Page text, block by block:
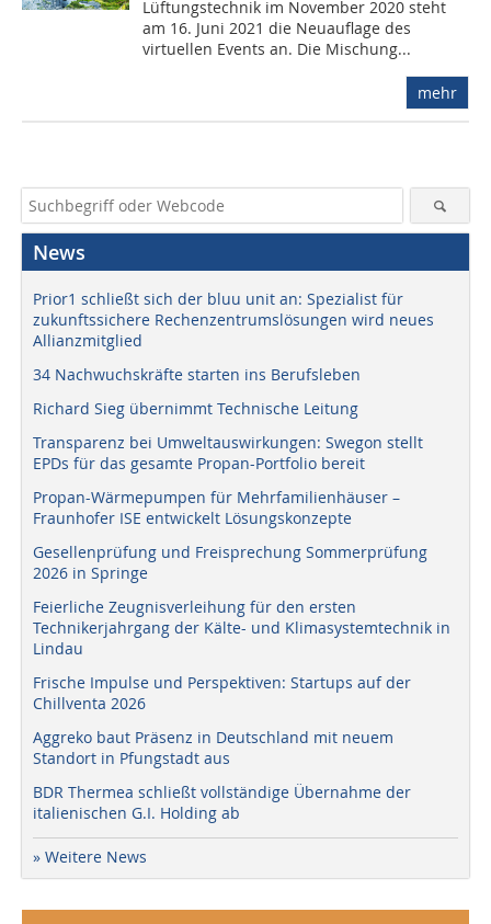
Lüftungstechnik im November 2020 steht
am 16. Juni 2021 die Neuauflage des
virtuellen Events an. Die Mischung...
mehr
News
Prior1 schließt sich der bluu unit an: Spezialist für
zukunftssichere Rechenzentrumslösungen wird neues
Allianzmitglied
34 Nachwuchskräfte starten ins Berufsleben
Richard Sieg übernimmt Technische Leitung
Transparenz bei Umweltauswirkungen: Swegon stellt
EPDs für das gesamte Propan-Portfolio bereit
Propan-Wärmepumpen für Mehrfamilienhäuser –
Fraunhofer ISE entwickelt Lösungskonzepte
Gesellenprüfung und Freisprechung Sommerprüfung
2026 in Springe
Feierliche Zeugnisverleihung für den ersten
Technikerjahrgang der Kälte- und Klimasystemtechnik in
Lindau
Frische Impulse und Perspektiven: Startups auf der
Chillventa 2026
Aggreko baut Präsenz in Deutschland mit neuem
Standort in Pfungstadt aus
BDR Thermea schließt vollständige Übernahme der
italienischen G.I. Holding ab
» Weitere News